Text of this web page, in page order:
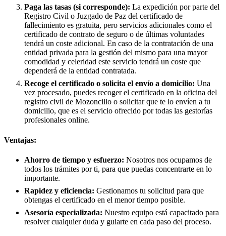
Paga las tasas (si corresponde): La expedición por parte del
Registro Civil o Juzgado de Paz del certificado de
fallecimiento es gratuita, pero servicios adicionales como el
certificado de contrato de seguro o de últimas voluntades
tendrá un coste adicional. En caso de la contratación de una
entidad privada para la gestión del mismo para una mayor
comodidad y celeridad este servicio tendrá un coste que
dependerá de la entidad contratada.
Recoge el certificado o solicita el envío a domicilio: Una
vez procesado, puedes recoger el certificado en la oficina del
registro civil de Mozoncillo o solicitar que te lo envíen a tu
domicilio, que es el servicio ofrecido por todas las gestorías
profesionales online.
Ventajas:
Ahorro de tiempo y esfuerzo: Nosotros nos ocupamos de
todos los trámites por ti, para que puedas concentrarte en lo
importante.
Rapidez y eficiencia: Gestionamos tu solicitud para que
obtengas el certificado en el menor tiempo posible.
Asesoría especializada: Nuestro equipo está capacitado para
resolver cualquier duda y guiarte en cada paso del proceso.